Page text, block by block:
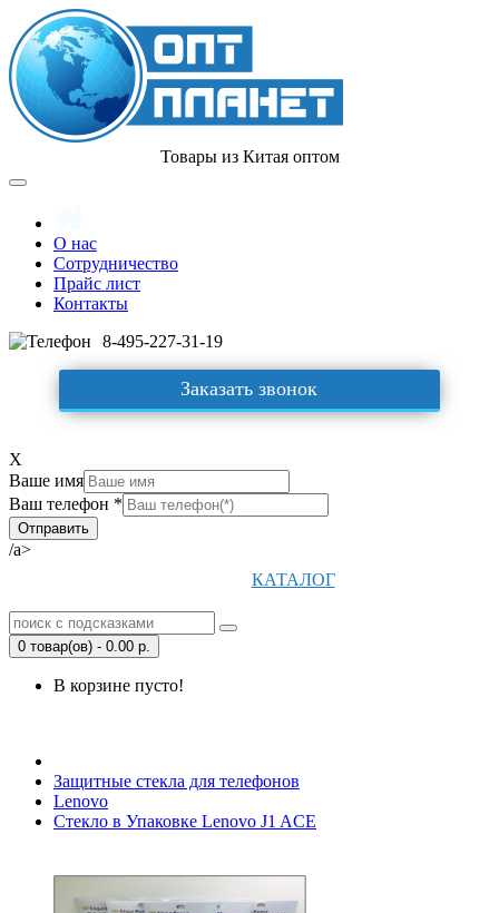
Товары из Китая оптом
О нас
Сотрудничество
Прайс лист
Контакты
8-495-227-31-19
Заказать звонок
X
Ваше имя
Ваш телефон *
/a>
КАТАЛОГ
0 товар(ов) - 0.00 р.
В корзине пусто!
Защитные стекла для телефонов
Lenovo
Стекло в Упаковке Lenovo J1 ACE